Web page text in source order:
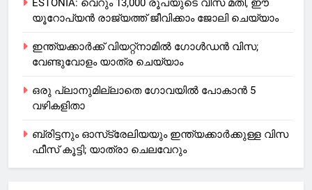
ESTONIA: വെറും 13,000 രൂപയുടെ വീസ മതി, ഈ
യൂറോപ്യന്‍ രാജ്യത്ത് ജീവിക്കാം ജോലി ചെയ്യാം
ഇന്ത്യക്കാർക്ക് വിയറ്റ്‌നാമില്‍ ഗോള്‍ഡന്‍ വിസ;
വേണ്ടുവോളം യാത്ര ചെയ്യാം
ഒരു പ്ലാനുമില്ലാതെ ഗോവയില്‍ പോകാൻ 5
വഴികളിതാ
ബ്രിട്ടനും ഓസ്‌ട്രേലിയയും ഇന്ത്യക്കാര്‍ക്കുള്ള വിസ
ഫീസ് കൂട്ടി; യാത്രാ ചെലവേറും